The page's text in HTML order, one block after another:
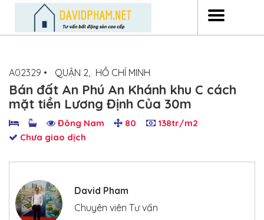
A02329 • QUẬN 2, HỒ CHÍ MINH
Bán đất An Phú An Khánh khu C cách
mặt tiền Lương Định Của 30m
Đông Nam 80
138tr/m2
Chưa giao dịch
David Pham
Chuyên viên Tư vấn